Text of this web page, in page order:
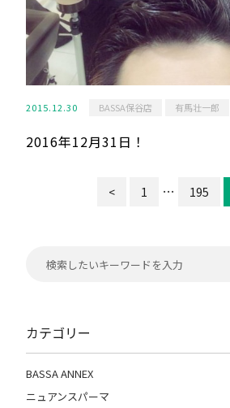
2015.12.30 BASSA保谷店 有馬壮一郎
2016年12月31日！
< 1 … 195
カテゴリー
BASSA ANNEX
ニュアンスパーマ